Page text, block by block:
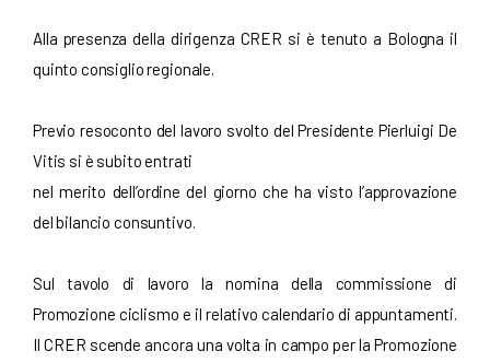
Alla presenza della dirigenza CRER si è tenuto a Bologna il
quinto consiglio regionale.
Previo resoconto del lavoro svolto del Presidente Pierluigi De
Vitis si è subito entrati
nel merito dell’ordine del giorno che ha visto l’approvazione
del bilancio consuntivo.
Sul tavolo di lavoro la nomina della commissione di
Promozione ciclismo e il relativo calendario di appuntamenti.
Il CRER scende ancora una volta in campo per la Promozione